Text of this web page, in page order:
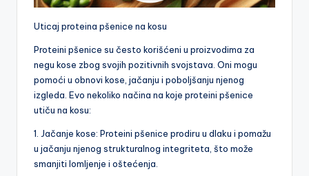
Uticaj proteina pšenice na kosu
Proteini pšenice su često korišćeni u proizvodima za
negu kose zbog svojih pozitivnih svojstava. Oni mogu
pomoći u obnovi kose, jačanju i poboljšanju njenog
izgleda. Evo nekoliko načina na koje proteini pšenice
utiču na kosu:
1. Jačanje kose: Proteini pšenice prodiru u dlaku i pomažu
u jačanju njenog strukturalnog integriteta, što može
smanjiti lomljenje i oštećenja.